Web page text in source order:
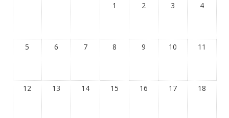
1 2 3 4
5 6 7 8 9 10 11
12 13 14 15 16 17 18